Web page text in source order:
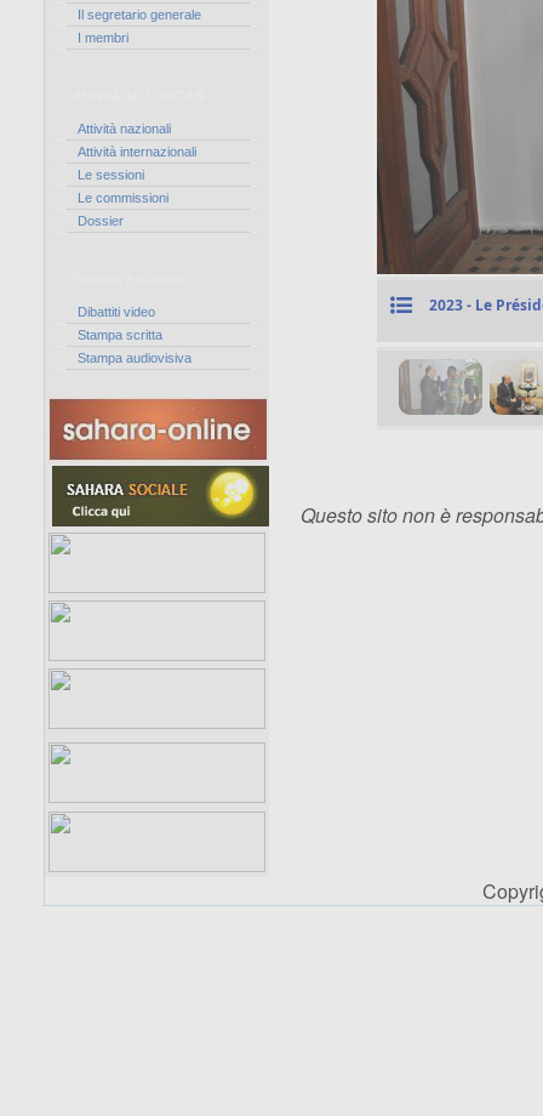
Il segretario generale
I membri
Attività nazionali
Attività internazionali
Le sessioni
Le commissioni
Dossier
Dibattiti video
Stampa scritta
Stampa audiovisiva
Questo sito non è